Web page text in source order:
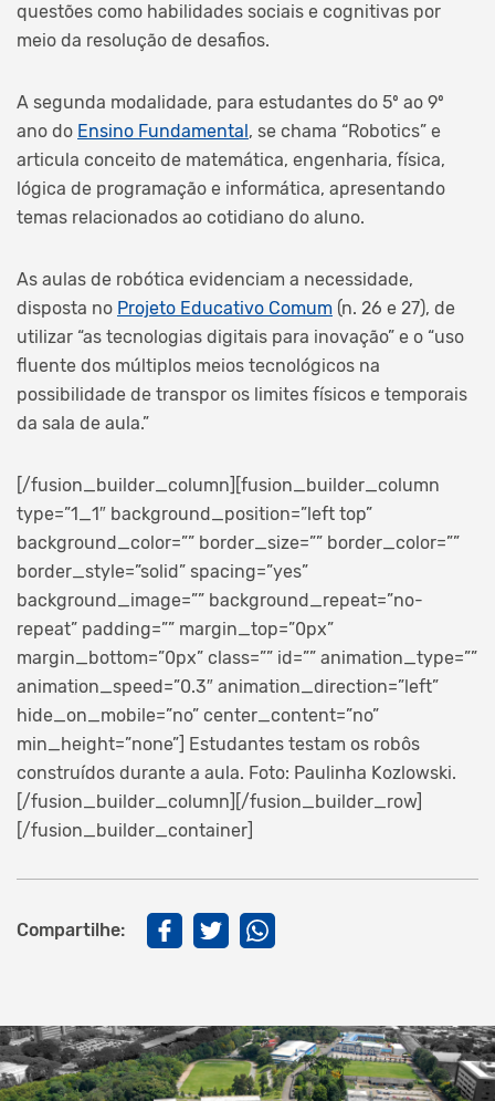
questões como habilidades sociais e cognitivas por
meio da resolução de desafios.
A segunda modalidade, para estudantes do 5º ao 9º
ano do Ensino Fundamental , se chama “Robotics” e
articula conceito de matemática, engenharia, física,
lógica de programação e informática, apresentando
temas relacionados ao cotidiano do aluno.
As aulas de robótica evidenciam a necessidade,
disposta no Projeto Educativo Comum (n. 26 e 27), de
utilizar “as tecnologias digitais para inovação” e o “uso
fluente dos múltiplos meios tecnológicos na
possibilidade de transpor os limites físicos e temporais
da sala de aula.”
[/fusion_builder_column][fusion_builder_column
type=”1_1″ background_position=”left top”
background_color=”” border_size=”” border_color=””
border_style=”solid” spacing=”yes”
background_image=”” background_repeat=”no-
repeat” padding=”” margin_top=”0px”
margin_bottom=”0px” class=”” id=”” animation_type=””
animation_speed=”0.3″ animation_direction=”left”
hide_on_mobile=”no” center_content=”no”
min_height=”none”]
Estudantes testam os robôs
construídos durante a aula. Foto: Paulinha Kozlowski.
[/fusion_builder_column][/fusion_builder_row]
[/fusion_builder_container]
Compartilhe: